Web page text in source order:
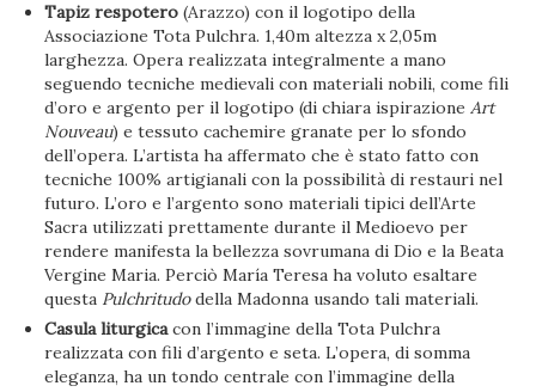
Tapiz respotero (Arazzo) con il logotipo della
Associazione Tota Pulchra. 1,40m altezza x 2,05m
larghezza. Opera realizzata integralmente a mano
seguendo tecniche medievali con materiali nobili, come fili
d’oro e argento per il logotipo (di chiara ispirazioneArt
Nouveau) e tessuto cachemire granate per lo sfondo
dell’opera. L’artista ha affermato che è stato fatto con
tecniche 100% artigianali con la possibilità di restauri nel
futuro. L’oro e l’argento sono materiali tipici dell’Arte
Sacra utilizzati prettamente durante il Medioevo per
rendere manifesta la bellezza sovrumana di Dio e la Beata
Vergine Maria. Perciò María Teresa ha voluto esaltare
questa Pulchritudodella Madonna usando tali materiali.
Casula liturgicacon l’immagine della Tota Pulchra
realizzata con fili d’argento e seta. L’opera, di somma
eleganza, ha un tondo centrale con l’immagine della